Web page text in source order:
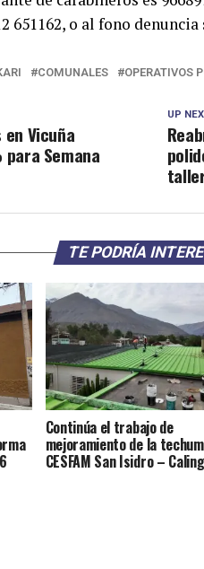
651162, o al fono denuncia
COMUNALES OPERATIVOS
UP
Vicuña
Semana
TE PODRÍA
Continúa el trabajo de
mejoramiento de la
CESFAM San Isidro –